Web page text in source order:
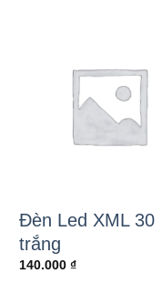
Đèn Led XML 30
trắng
140.000₫